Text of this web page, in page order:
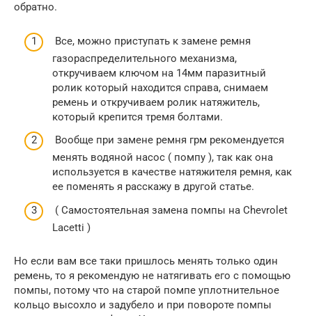
обратно.
Все, можно приступать к замене ремня
газораспределительного механизма,
откручиваем ключом на 14мм паразитный
ролик который находится справа, снимаем
ремень и откручиваем ролик натяжитель,
который крепится тремя болтами.
Вообще при замене ремня грм рекомендуется
менять водяной насос ( помпу ), так как она
используется в качестве натяжителя ремня, как
ее поменять я расскажу в другой статье.
( Самостоятельная замена помпы на Chevrolet
Lacetti )
Но если вам все таки пришлось менять только один
ремень, то я рекомендую не натягивать его с помощью
помпы, потому что на старой помпе уплотнительное
кольцо высохло и задубело и при повороте помпы